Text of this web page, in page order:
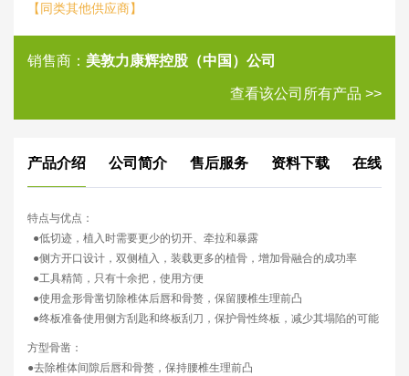
【同类其他供应商】
销售商： 美敦力康辉控股（中国）公司
查看该公司所有产品 >>
产品介绍 公司简介 售后服务 资料下载 在线评
特点与优点：
●低切迹，植入时需要更少的切开、牵拉和暴露
●侧方开口设计，双侧植入，装载更多的植骨，增加骨融合的成功率
●工具精简，只有十余把，使用方便
●使用盒形骨凿切除椎体后唇和骨赘，保留腰椎生理前凸
●终板准备使用侧方刮匙和终板刮刀，保护骨性终板，减少其塌陷的可能
方型骨凿：
●去除椎体间隙后唇和骨赘，保持腰椎生理前凸